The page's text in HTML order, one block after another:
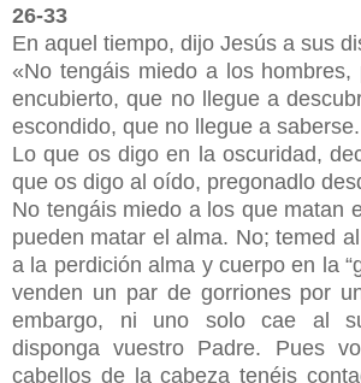
26-33
En aquel tiempo, dijo Jesús a sus
«No tengáis miedo a los hombres,
encubierto, que no llegue a
escondido, que no llegue a saberse.
Lo que os digo en la oscuridad,
que os digo al oído, pregonadlo
No tengáis miedo a los que matan
pueden matar el alma. No; temed
a la perdición alma y cuerpo en la
venden un par de gorriones por
embargo, ni uno solo cae al
disponga vuestro Padre. Pues
cabellos de la cabeza tenéis